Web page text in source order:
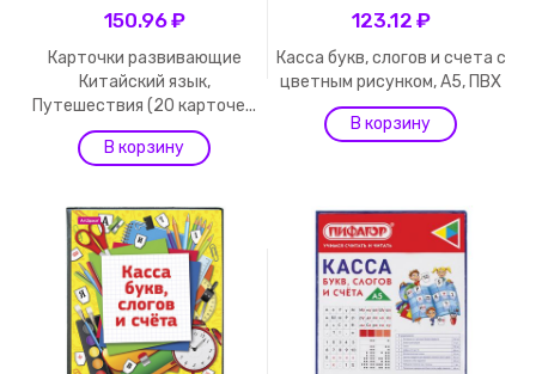
150.96 ₽
Карточки развивающие
Китайский язык,
Путешествия (20 карточе...
123.12 ₽
Касса букв, слогов и счета c
цветным рисунком, А5, ПВХ